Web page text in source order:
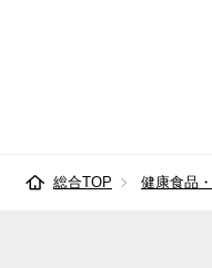
総合TOP 健康食品